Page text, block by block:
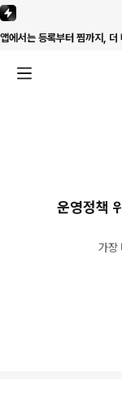
앱에서는 등록부터 찜까지, 더
운영정책
가장